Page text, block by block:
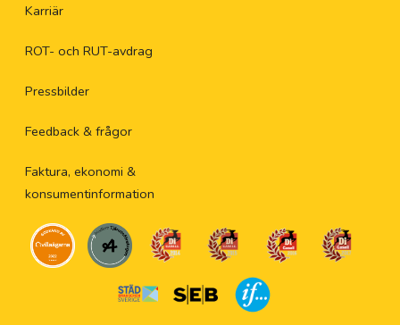
Karriär
ROT- och RUT-avdrag
Pressbilder
Feedback & frågor
Faktura, ekonomi &
konsumentinformation